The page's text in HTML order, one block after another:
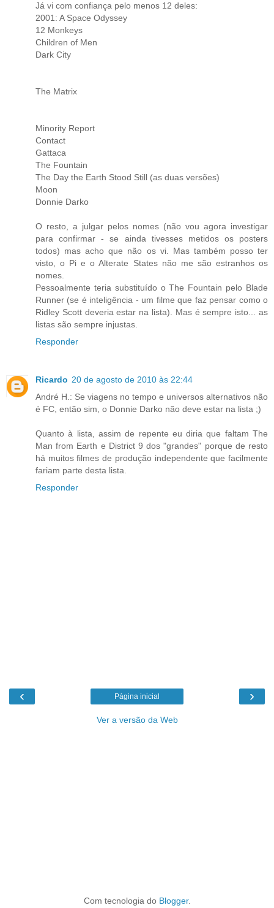
Já vi com confiança pelo menos 12 deles:
2001: A Space Odyssey
12 Monkeys
Children of Men
Dark City
The Matrix
Minority Report
Contact
Gattaca
The Fountain
The Day the Earth Stood Still (as duas versões)
Moon
Donnie Darko
O resto, a julgar pelos nomes (não vou agora investigar
para confirmar - se ainda tivesses metidos os posters
todos) mas acho que não os vi. Mas também posso ter
visto, o Pi e o Alterate States não me são estranhos os
nomes.
Pessoalmente teria substituído o The Fountain pelo Blade
Runner (se é inteligência - um filme que faz pensar como o
Ridley Scott deveria estar na lista). Mas é sempre isto... as
listas são sempre injustas.
Responder
Ricardo 20 de agosto de 2010 às 22:44
André H.: Se viagens no tempo e universos alternativos não
é FC, então sim, o Donnie Darko não deve estar na lista ;)
Quanto à lista, assim de repente eu diria que faltam The
Man from Earth e District 9 dos "grandes" porque de resto
há muitos filmes de produção independente que facilmente
fariam parte desta lista.
Responder
‹ ›
Página inicial
Ver a versão da Web
Com tecnologia do Blogger.